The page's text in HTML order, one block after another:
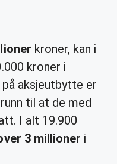
kroner, kan i
kroner i
aksjeutbytte er
til at de med
I alt 19.900
3 millioner i